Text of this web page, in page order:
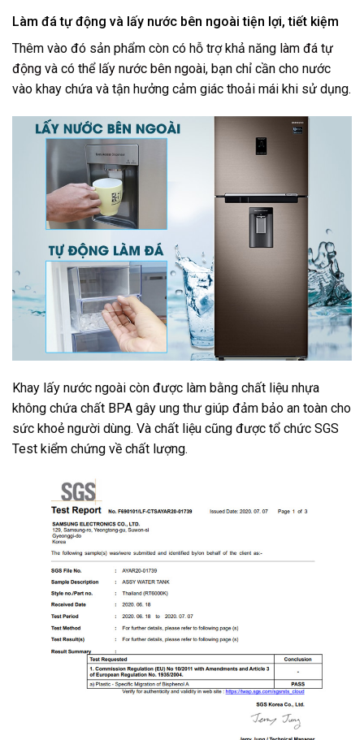
Làm đá tự động và lấy nước bên ngoài tiện lợi, tiết kiệm
Thêm vào đó sản phẩm còn có hỗ trợ khả năng làm đá tự
động và có thể lấy nước bên ngoài, bạn chỉ cần cho nước
vào khay chứa và tận hưởng cảm giác thoải mái khi sử dụng.
Khay lấy nước ngoài còn được làm bằng chất liệu nhựa
không chứa chất BPA gây ung thư giúp đảm bảo an toàn cho
sức khoẻ người dùng. Và chất liệu cũng được tổ chức SGS
Test kiểm chứng về chất lượng.